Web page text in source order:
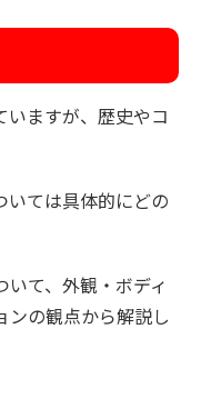
いますが、歴史やコ
いては具体的にどの
て、外観・ボディ
ンの観点から解説し